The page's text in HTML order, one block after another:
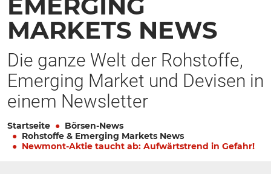
MARKETS NEWS
Die ganze Welt der Rohstoffe,
Emerging Market und Devisen in
einem Newsletter
Startseite
Börsen-News
Rohstoffe & Emerging Markets News
Newmont-Aktie taucht ab: Aufwärtstrend in Gefahr!